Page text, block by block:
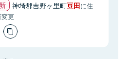
神埼郡吉野ヶ里町豆田に住
変更